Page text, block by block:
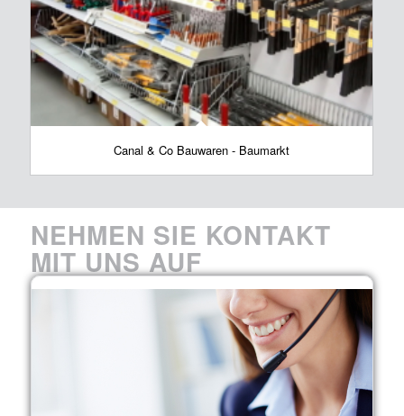
Canal & Co Bauwaren - Baumarkt
NEHMEN SIE KONTAKT
MIT UNS AUF